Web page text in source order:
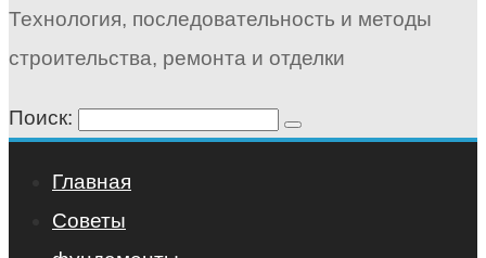
Технология, последовательность и методы
строительства, ремонта и отделки
Поиск:
Главная
Советы